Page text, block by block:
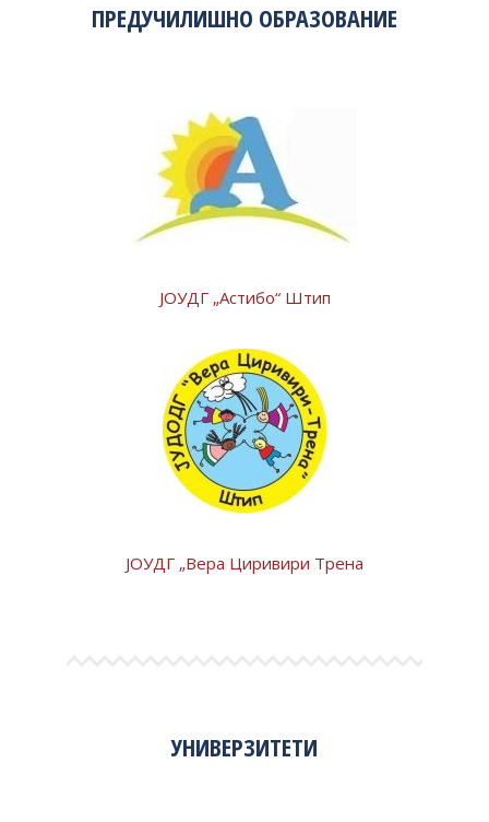
ПРЕДУЧИЛИШНО ОБРАЗОВАНИЕ
ЈОУДГ „Астибо“ Штип
ЈОУДГ „Вера Циривири Трена
УНИВЕРЗИТЕТИ